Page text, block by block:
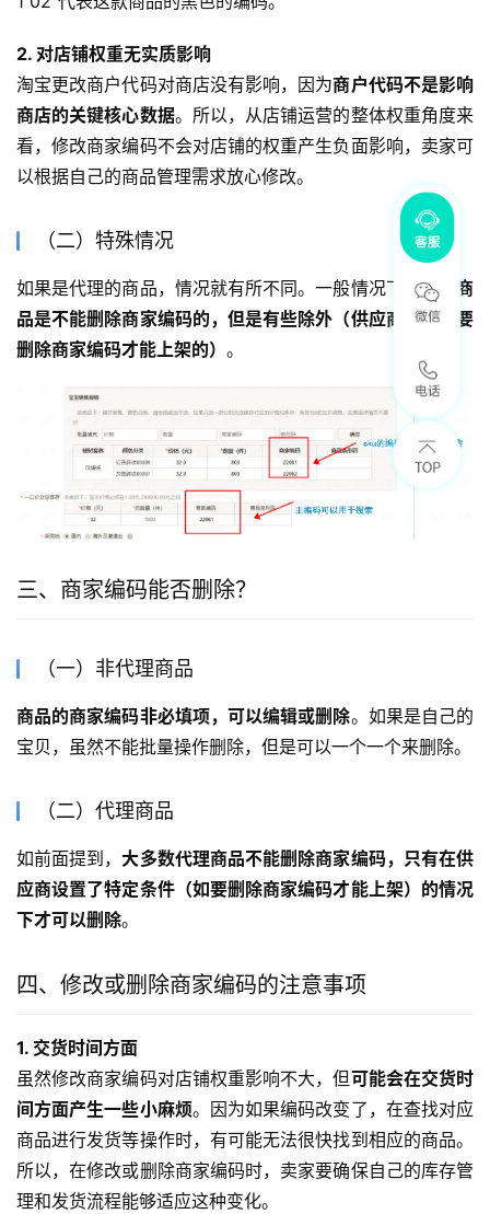
2. 对店铺权重无实质影响
淘宝更改商户代码对商店没有影响，因为商户代码不是影响
商店的关键核心数据。所以，从店铺运营的整体权重角度来
看，修改商家编码不会对店铺的权重产生负面影响，卖家可
以根据自己的商品管理需求放心修改。
（二）特殊情况
如果是代理的商品，情况就有所不同。一般情况下，代理商
品是不能删除商家编码的，但是有些除外（供应商设置了要
删除商家编码才能上架的） 。
三、商家编码能否删除？
（一）非代理商品
商品的商家编码非必填项，可以编辑或删除。如果是自己的
宝贝，虽然不能批量操作删除，但是可以一个一个来删除。
（二）代理商品
如前面提到，大多数代理商品不能删除商家编码，只有在供
应商设置了特定条件（如要删除商家编码才能上架）的情况
下才可以删除。
四、修改或删除商家编码的注意事项
1. 交货时间方面
虽然修改商家编码对店铺权重影响不大，但可能会在交货时
间方面产生一些小麻烦。因为如果编码改变了，在查找对应
商品进行发货等操作时，有可能无法很快找到相应的商品。
所以，在修改或删除商家编码时，卖家要确保自己的库存管
理和发货流程能够适应这种变化。